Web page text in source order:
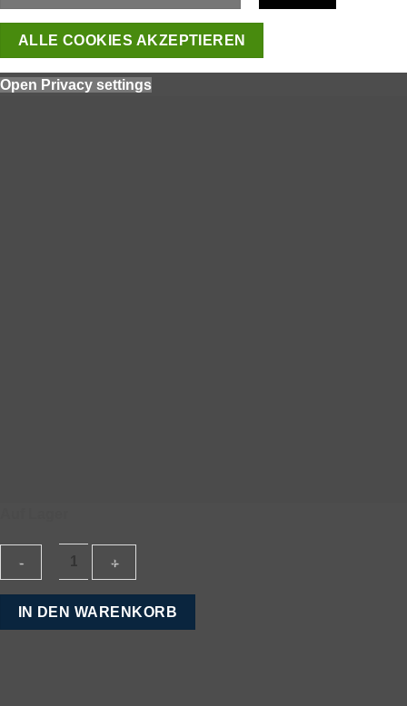
ALLE COOKIES AKZEPTIEREN
Open Privacy settings
HenriIN DEN WARENKORB